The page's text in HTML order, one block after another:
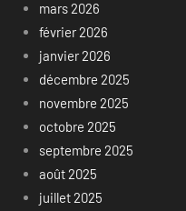
mars 2026
février 2026
janvier 2026
décembre 2025
novembre 2025
octobre 2025
septembre 2025
août 2025
juillet 2025